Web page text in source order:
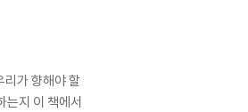
리가 향해야 할
는지 이 책에서